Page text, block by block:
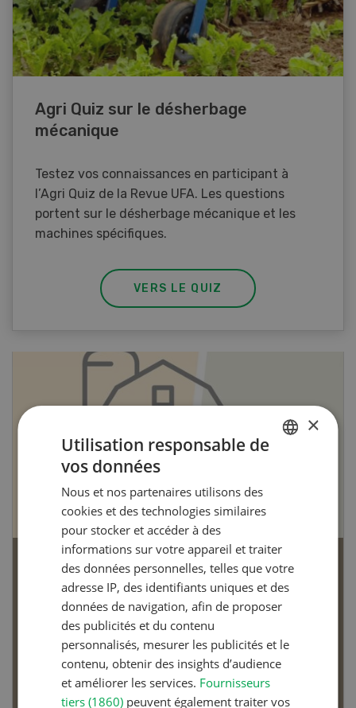
Agri Quiz sur le désherbage
mécanique
Testez vos connaissances en participant à
l’Agri Quiz de la Revue UFA. Les questions
portent sur le désherbage mécanique et les
machines spécifiques.
VERS LE QUIZ
Articles biologiques
Dossier Articles biologiques
×
Utilisation responsable de
vos données
Nous et nos partenaires utilisons des
cookies et des technologies similaires
pour stocker et accéder à des
informations sur votre appareil et traiter
des données personnelles, telles que votre
adresse IP, des identifiants uniques et des
données de navigation, afin de proposer
des publicités et du contenu
personnalisés, mesurer les publicités et le
contenu, obtenir des insights d’audience
et améliorer les services. Fournisseurs
tiers (1860) peuvent également traiter vos